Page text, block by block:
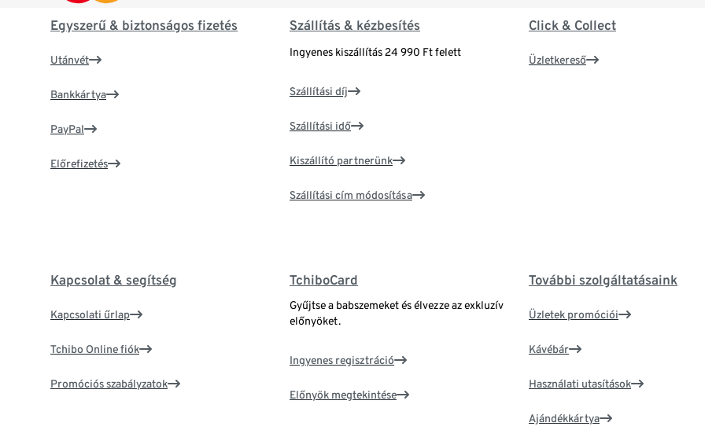
Egyszerű & biztonságos fizetés
Utánvét
Bankkártya
PayPal
Előrefizetés
Szállítás & kézbesítés
Ingyenes kiszállítás 24 990 Ft felett
Szállítási díj
Szállítási idő
Kiszállító partnerünk
Szállítási cím módosítása
Click & Collect
Üzletkereső
Kapcsolat & segítség
Kapcsolati űrlap
Tchibo Online fiók
Promóciós szabályzatok
TchiboCard
Gyűjtse a babszemeket és élvezze az exkluzív
előnyöket.
Ingyenes regisztráció
Előnyök megtekintése
További szolgáltatásaink
Üzletek promóciói
Kávébár
Használati utasítások
Ajándékkártya